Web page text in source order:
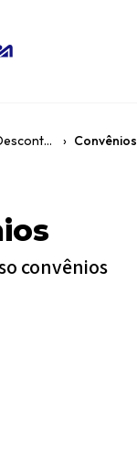
Bolsas, Descontos e Financiamentos › Convênios
convênios